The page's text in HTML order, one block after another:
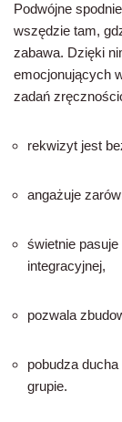
Podwójne
wszędzie tam,
zabawa. Dzięki
emocjonujących
zadań
rekwizyt jest
angażuje
świetnie
integracyjnej,
pozwala
pobudza ducha
grupie.